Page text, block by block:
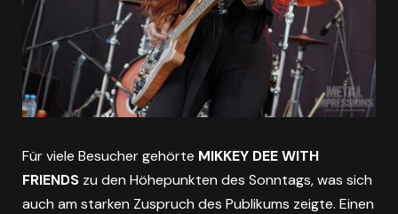
Für viele Besucher gehörte MIKKEY DEE WITH
FRIENDS zu den Höhepunkten des Sonntags, was sich
auch am starken Zuspruch des Publikums zeigte. Einen